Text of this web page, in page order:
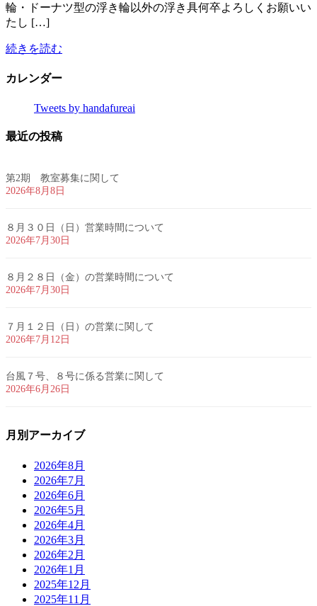
輪・ドーナツ型の浮き輪以外の浮き具何卒よろしくお願いい
たし […]
続きを読む
カレンダー
Tweets by handafureai
最近の投稿
第2期 教室募集に関して
2026年8月8日
８月３０日（日）営業時間について
2026年7月30日
８月２８日（金）の営業時間について
2026年7月30日
７月１２日（日）の営業に関して
2026年7月12日
台風７号、８号に係る営業に関して
2026年6月26日
月別アーカイブ
2026年8月
2026年7月
2026年6月
2026年5月
2026年4月
2026年3月
2026年2月
2026年1月
2025年12月
2025年11月